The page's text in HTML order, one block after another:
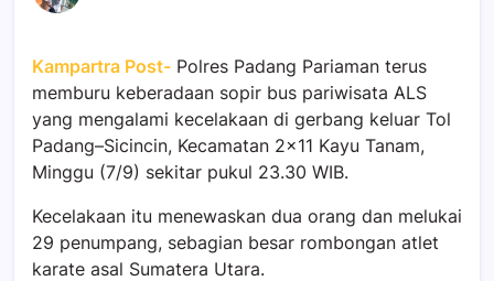
Kampartra Post- Polres Padang Pariaman terus
memburu keberadaan sopir bus pariwisata ALS
yang mengalami kecelakaan di gerbang keluar Tol
Padang–Sicincin, Kecamatan 2×11 Kayu Tanam,
Minggu (7/9) sekitar pukul 23.30 WIB.
Kecelakaan itu menewaskan dua orang dan melukai
29 penumpang, sebagian besar rombongan atlet
karate asal Sumatera Utara.